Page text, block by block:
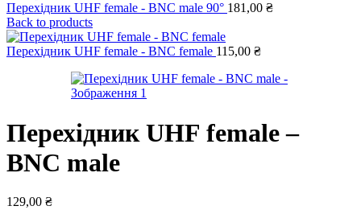
Перехідник UHF female - BNC male 90° 181,00 ₴
Back to products
Перехідник UHF female - BNC female 115,00 ₴
Перехідник UHF female –
BNC male
129,00 ₴